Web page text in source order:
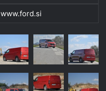
www.ford.si